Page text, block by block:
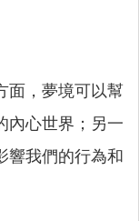
面，夢境可以幫
內心世界；另一
響我們的行為和